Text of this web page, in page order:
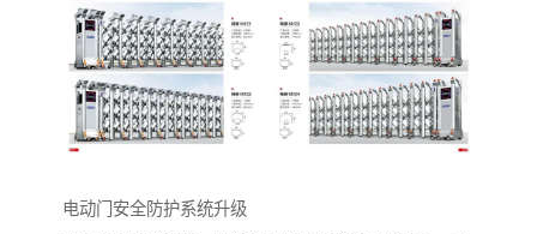
电动门安全防护系统升级‌